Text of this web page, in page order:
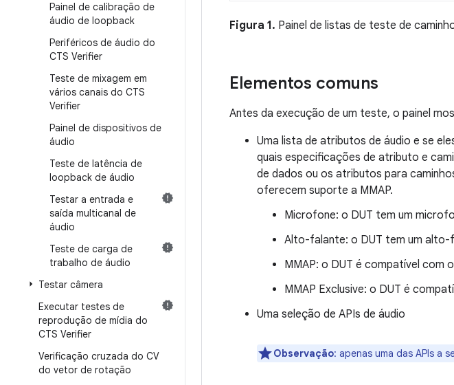
Painel de calibração de
áudio de loopback
Periféricos de áudio do
CTS Verifier
Teste de mixagem em
vários canais do CTS
Verifier
Painel de dispositivos de
áudio
Teste de latência de
loopback de áudio
Testar a entrada e
saída multicanal de
áudio
Teste de carga de
trabalho de áudio
Testar câmera
Executar testes de
reprodução de mídia do
CTS Verifier
Verificação cruzada do CV
do vetor de rotação
Figura 1. Painel de listas de teste de
Elementos comuns
Antes da execução de um teste, o painel
Uma lista de atributos de áudio e se
quais especificações de atributo e
de dados ou os atributos para
oferecem suporte a MMAP.
Microfone: o DUT tem um
Alto-falante: o DUT tem um alto-
MMAP: o DUT é compatível com
MMAP Exclusive: o DUT é
Uma seleção de APIs de áudio
Observação: apenas uma das APIs a